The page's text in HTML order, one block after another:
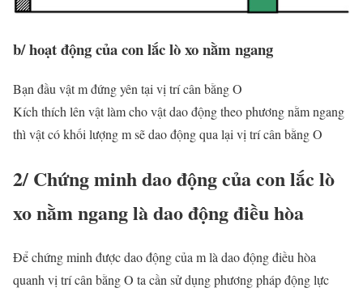
b/ hoạt động của con lắc lò xo nằm ngang
Bạn đầu vật m đứng yên tại vị trí cân bằng O
Kích thích lên vật làm cho vật dao động theo phương nằm ngang
thì vật có khối lượng m sẽ dao động qua lại vị trí cân bằng O
2/ Chứng minh dao động của con lắc lò
xo nằm ngang là dao động điều hòa
Để chứng minh được dao động của m là dao động điều hòa
quanh vị trí cân bằng O ta cần sử dụng phương pháp động lực